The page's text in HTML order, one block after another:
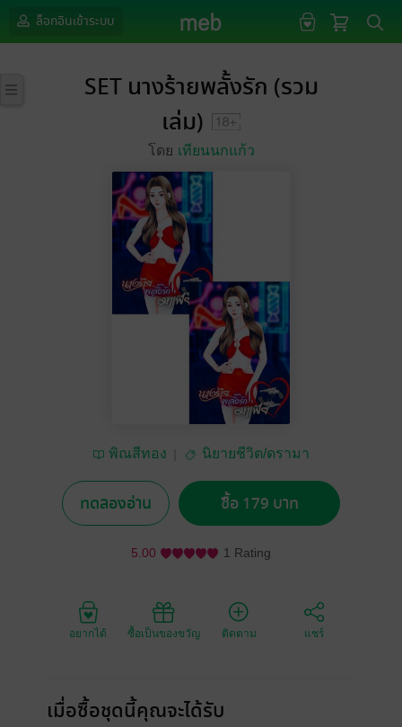
ล็อกอินเข้าระบบ
SET นางร้ายพลั้งรัก (รวม
เล่ม)
โดย เทียนนกแก้ว
พิณสีทอง นิยายชีวิต/ดรามา
ทดลองอ่าน ซื้อ 179 บาท
5.00 1 Rating
อยากได้ ซื้อเป็นของขวัญ ติดตาม แชร์
เมื่อซื้อชุดนี้คุณจะได้รับ